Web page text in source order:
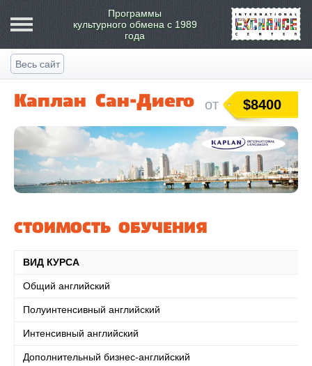
Программы
культурного обменас 1989
года
Весь сайт
от $8400
Каплан Сан-Диего
СТОИМОСТЬ ОБУЧЕНИЯ
ВИД КУРСА
Общий английский
Полуинтенсивный английский
Интенсивный английский
Дополнительный бизнес-английский